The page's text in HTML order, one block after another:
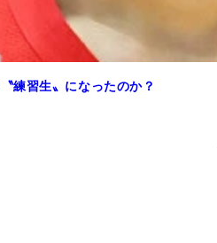
練習生〟になったのか？